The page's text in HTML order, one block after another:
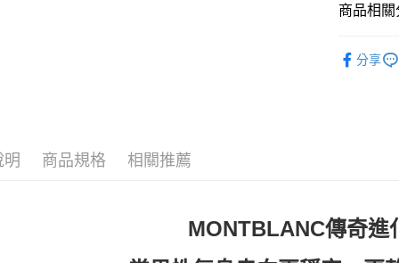
每筆
付款後7-
商品相關
分享
明 商品規格 相關推薦
MONTBLANC傳奇進